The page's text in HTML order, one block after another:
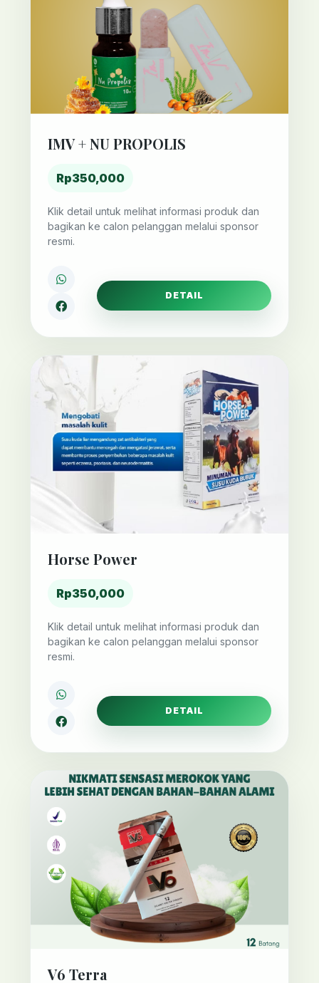
IMV + NU PROPOLIS
Rp350,000
Klik detail untuk melihat informasi produk dan
bagikan ke calon pelanggan melalui sponsor
resmi.
DETAIL
Horse Power
Rp350,000
Klik detail untuk melihat informasi produk dan
bagikan ke calon pelanggan melalui sponsor
resmi.
DETAIL
V6 Terra